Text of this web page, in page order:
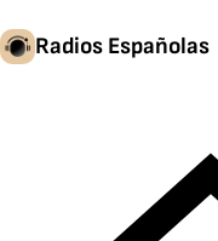
Radios Españolas